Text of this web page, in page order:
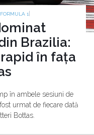
FORMULA 1
Brazilia:
în fața
în ambele sesiuni de
urmat de fiecare dată
Bottas.